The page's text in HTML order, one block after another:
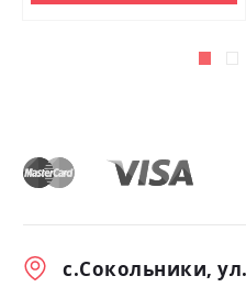
с.Сокольники,